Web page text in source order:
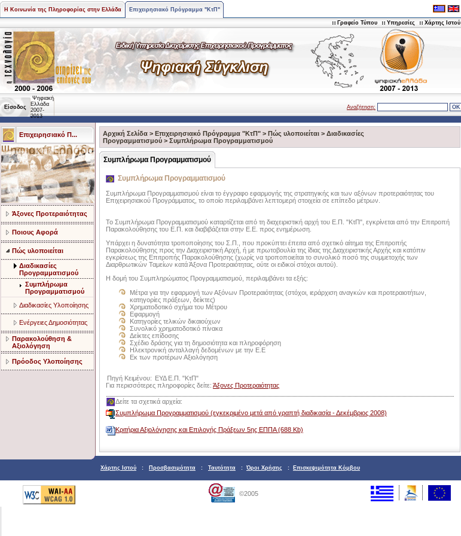
Η Κοινωνία της Πληροφορίας στην Ελλάδα Επιχειρησιακό Πρόγραμμα "ΚτΠ"
Γραφείο Τύπου Υπηρεσίες Χάρτης Ιστού
Είσοδος
Ψηφιακή
Ελλάδα
2007-
2013
Αναζήτηση:
Επιχειρησιακό Π...
Άξονες Προτεραιότητας
Ποιους Αφορά
Πώς υλοποιείται
Διαδικασίες
Προγραμματισμού
Συμπλήρωμα
Προγραμματισμού
Διαδικασίες Υλοποίησης
Ενέργειες Δημοσιότητας
Παρακολούθηση &
Αξιολόγηση
Πρόοδος Υλοποίησης
Αρχική Σελίδα > Επιχειρησιακό Πρόγραμμα "ΚτΠ" > Πώς υλοποιείται > Διαδικασίες
Προγραμματισμού > Συμπλήρωμα Προγραμματισμού
Συμπλήρωμα Προγραμματισμού
Συμπλήρωμα Προγραμματισμού
Συμπλήρωμα Προγραμματισμού είναι το έγγραφο εφαρμογής της στρατηγικής και των αξόνων προτεραιότητας του
Επιχειρησιακού Προγράμματος, το οποίο περιλαμβάνει λεπτομερή στοιχεία σε επίπεδο μέτρων.
Το Συμπλήρωμα Προγραμματισμού καταρτίζεται από τη διαχειριστική αρχή του Ε.Π. "ΚτΠ", εγκρίνεται από την Επιτροπή
Παρακολούθησης του Ε.Π. και διαβιβάζεται στην Ε.Ε. προς ενημέρωση.
Υπάρχει η δυνατότητα τροποποίησης του Σ.Π., που προκύπτει έπειτα από σχετικό αίτημα της Επιτροπής
Παρακολούθησης προς την Διαχειριστική Αρχή, ή με πρωτοβουλία της ίδιας της Διαχειριστικής Αρχής και κατόπιν
εγκρίσεως της Επιτροπής Παρακολούθησης (χωρίς να τροποποιείται το συνολικό ποσό της συμμετοχής των
Διαρθρωτικών Ταμείων κατά Άξονα Προτεραιότητας, ούτε οι ειδικοί στόχοι αυτού).
Η δομή του Συμπληρώματος Προγραμματισμού, περιλαμβάνει τα εξής:
Μέτρα για την εφαρμογή των Αξόνων Προτεραιότητας (στόχοι, ιεράρχιση αναγκών και προτεραιοτήτων,
κατηγορίες πράξεων, δείκτες)
Χρηματοδοτικό σχήμα του Μέτρου
Εφαρμογή
Κατηγορίες τελικών δικαιούχων
Συνολικό χρηματοδοτικό πίνακα
Δείκτες επίδοσης
Σχέδιο δράσης για τη δημοσιότητα και πληροφόρηση
Ηλεκτρονική ανταλλαγή δεδομένων με την Ε.Ε
Εκ των προτέρων Αξιολόγηση
Πηγή Κειμένου: ΕΥΔ Ε.Π. "ΚτΠ"
Για περισσότερες πληροφορίες δείτε: Άξονες Προτεραιότητας
Δείτε τα σχετικά αρχεία:
Συμπλήρωμα Προγραμματισμού (εγκεκριμένο μετά από γραπτή διαδικασία - Δεκέμβριος 2008)
Kριτήρια Αξιολόγησης και Επιλογής Πράξεων 5ης ΕΠΠΑ (688 Kb)
Χάρτης Ιστού : Προσβασιμότητα : Ταυτότητα : Όροι Χρήσης : Επισκεψιμότητα Κόμβου
©2005